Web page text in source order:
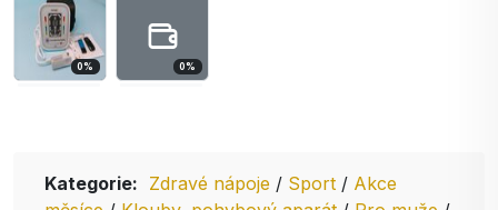
0% 0%
Kategorie: Zdravé nápoje / Sport / Akce